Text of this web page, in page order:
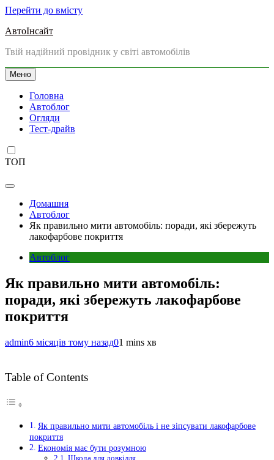
Перейти до вмісту
АвтоІнсайт
Твій надійний провідник у світі автомобілів
Меню
Головна
Автоблог
Огляди
Тест-драйв
ТОП
Домашня
Автоблог
Як правильно мити автомобіль: поради, які збережуть
лакофарбове покриття
Автоблог
Як правильно мити автомобіль:
поради, які збережуть лакофарбове
покриття
admin6 місяців тому назад01 mins хв
Table of Contents
Як правильно мити автомобіль і не зіпсувати лакофарбове
покриття
Економія має бути розумною
Шкода для довкілля